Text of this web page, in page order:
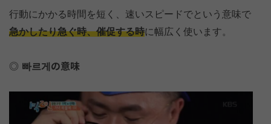
行動にかかる時間を短く、速いスピードでという意味で
急かしたり急ぐ時、催促する時に幅広く使います。
빠르게の意味